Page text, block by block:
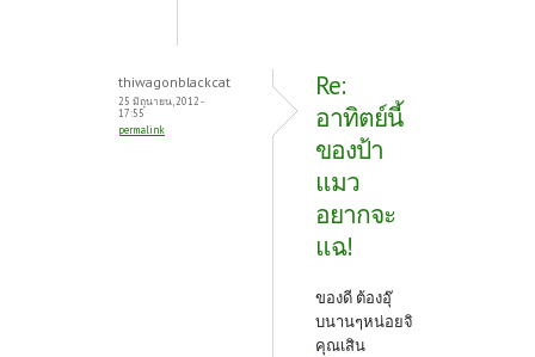
thiwagonblackcat
25 มิถุนายน, 2012 -
17:55
permalink
Re:
อาทิตย์นี้
ของป้า
แมว
อยากจะ
แฉ!
ของดี ต้องอุ๊
บนานๆหน่อยจิ
คุณเสิน